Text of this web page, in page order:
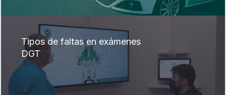
Tipos de faltas en exámenes
DGT